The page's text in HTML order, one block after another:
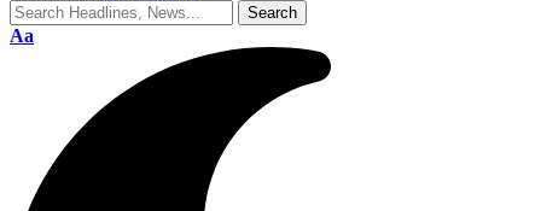
Aa